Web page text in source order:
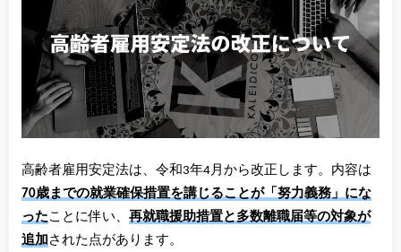
高齢者雇用安定法は、令和3年4月から改正します。内容は
70歳までの就業確保措置を講じることが「努力義務」にな
ったことに伴い、 再就職援助措置と多数離職届等の対象が
追加 された点があります。